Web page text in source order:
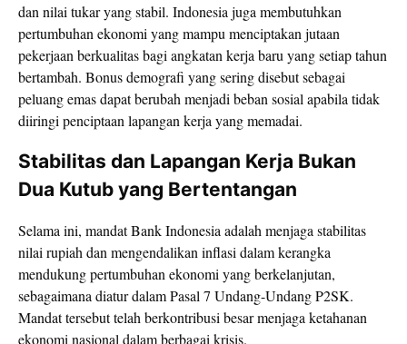
dan nilai tukar yang stabil. Indonesia juga membutuhkan
pertumbuhan ekonomi yang mampu menciptakan jutaan
pekerjaan berkualitas bagi angkatan kerja baru yang setiap tahun
bertambah. Bonus demografi yang sering disebut sebagai
peluang emas dapat berubah menjadi beban sosial apabila tidak
diiringi penciptaan lapangan kerja yang memadai.
Stabilitas dan Lapangan Kerja Bukan
Dua Kutub yang Bertentangan
Selama ini, mandat Bank Indonesia adalah menjaga stabilitas
nilai rupiah dan mengendalikan inflasi dalam kerangka
mendukung pertumbuhan ekonomi yang berkelanjutan,
sebagaimana diatur dalam Pasal 7 Undang-Undang P2SK.
Mandat tersebut telah berkontribusi besar menjaga ketahanan
ekonomi nasional dalam berbagai krisis.